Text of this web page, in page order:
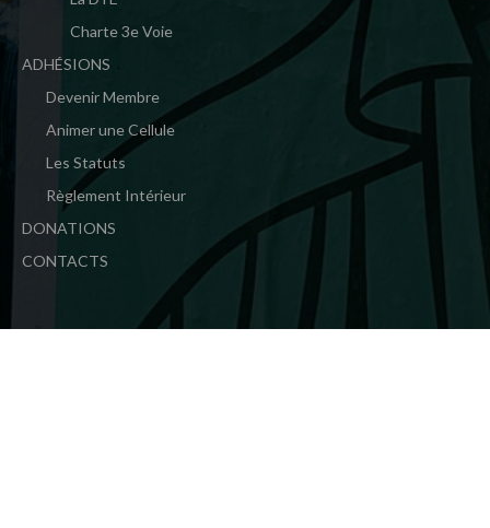
Charte 3e Voie
ADHÉSIONS
Devenir Membre
Animer une Cellule
Les Statuts
Règlement Intérieur
DONATIONS
CONTACTS